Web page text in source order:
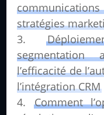
stratégies
segmentation
l’efficacité de
l’intégration CRM
Comment